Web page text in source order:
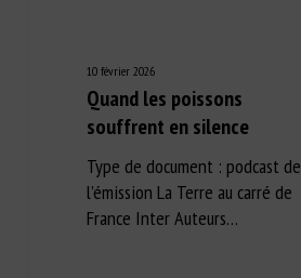
10 février 2026
Quand les poissons
souffrent en silence
Type de document : podcast de
l’émission La Terre au carré de
France Inter Auteurs…